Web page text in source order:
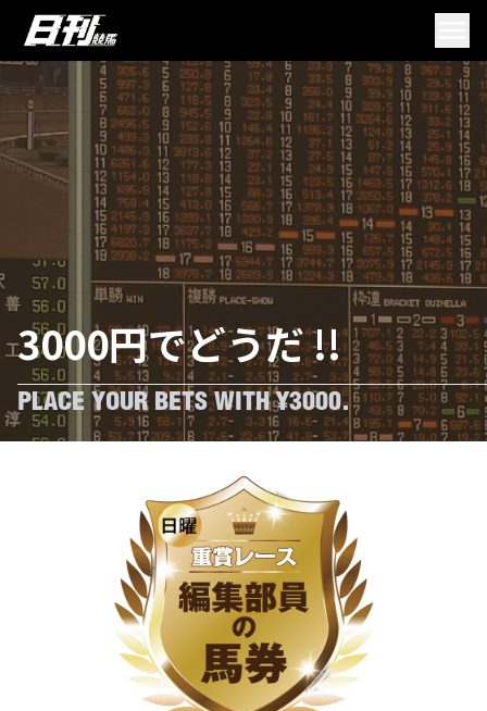
3000円でどうだ !!
PLACE YOUR BETS WITH ¥3000.